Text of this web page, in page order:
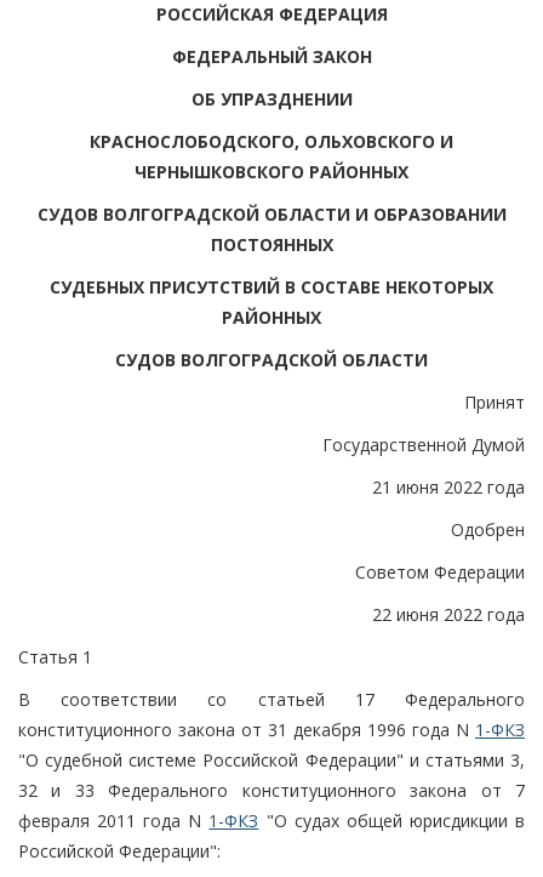
РОССИЙСКАЯ ФЕДЕРАЦИЯ
ФЕДЕРАЛЬНЫЙ ЗАКОН
ОБ УПРАЗДНЕНИИ
КРАСНОСЛОБОДСКОГО, ОЛЬХОВСКОГО И
ЧЕРНЫШКОВСКОГО РАЙОННЫХ
СУДОВ ВОЛГОГРАДСКОЙ ОБЛАСТИ И ОБРАЗОВАНИИ
ПОСТОЯННЫХ
СУДЕБНЫХ ПРИСУТСТВИЙ В СОСТАВЕ НЕКОТОРЫХ
РАЙОННЫХ
СУДОВ ВОЛГОГРАДСКОЙ ОБЛАСТИ
Принят
Государственной Думой
21 июня 2022 года
Одобрен
Советом Федерации
22 июня 2022 года
Статья 1
В соответствии со статьей 17 Федерального
конституционного закона от 31 декабря 1996 года N 1-ФКЗ
"О судебной системе Российской Федерации" и статьями 3,
32 и 33 Федерального конституционного закона от 7
февраля 2011 года N 1-ФКЗ "О судах общей юрисдикции в
Российской Федерации":